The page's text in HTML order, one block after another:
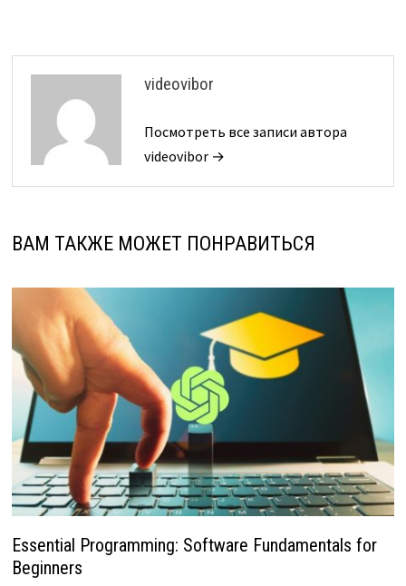
videovibor
Посмотреть все записи автора
videovibor →
ВАМ ТАКЖЕ МОЖЕТ ПОНРАВИТЬСЯ
Essential Programming: Software Fundamentals for
Beginners